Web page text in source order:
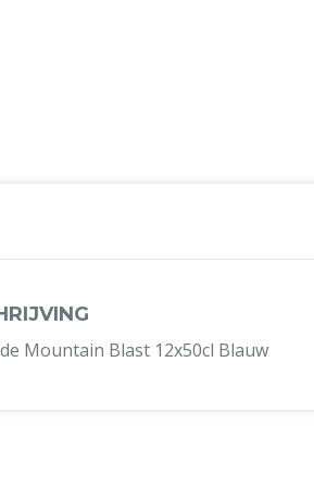
Mountain Blast 12x50cl Blauw